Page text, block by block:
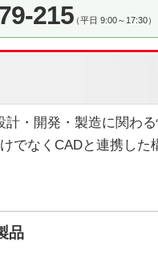
215（平日 9:00～17:30）
計・開発・製造に関わ
でなくCADと連携し
品